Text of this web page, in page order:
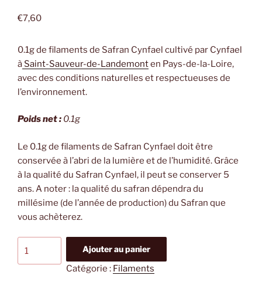
€7,60
0.1g de filaments de Safran Cynfael cultivé par Cynfael
à Saint-Sauveur-de-Landemonten Pays-de-la-Loire,
avec des conditions naturelles et respectueuses de
l’environnement.
Poids net : 0.1g
Le 0.1g de filaments de Safran Cynfael doit être
conservée à l’abri de la lumière et de l’humidité. Grâce
à la qualité du Safran Cynfael, il peut se conserver 5
ans. A noter : la qualité du safran dépendra du
millésime (de l’année de production) du Safran que
vous achèterez.
Ajouter au panier
Catégorie : Filaments